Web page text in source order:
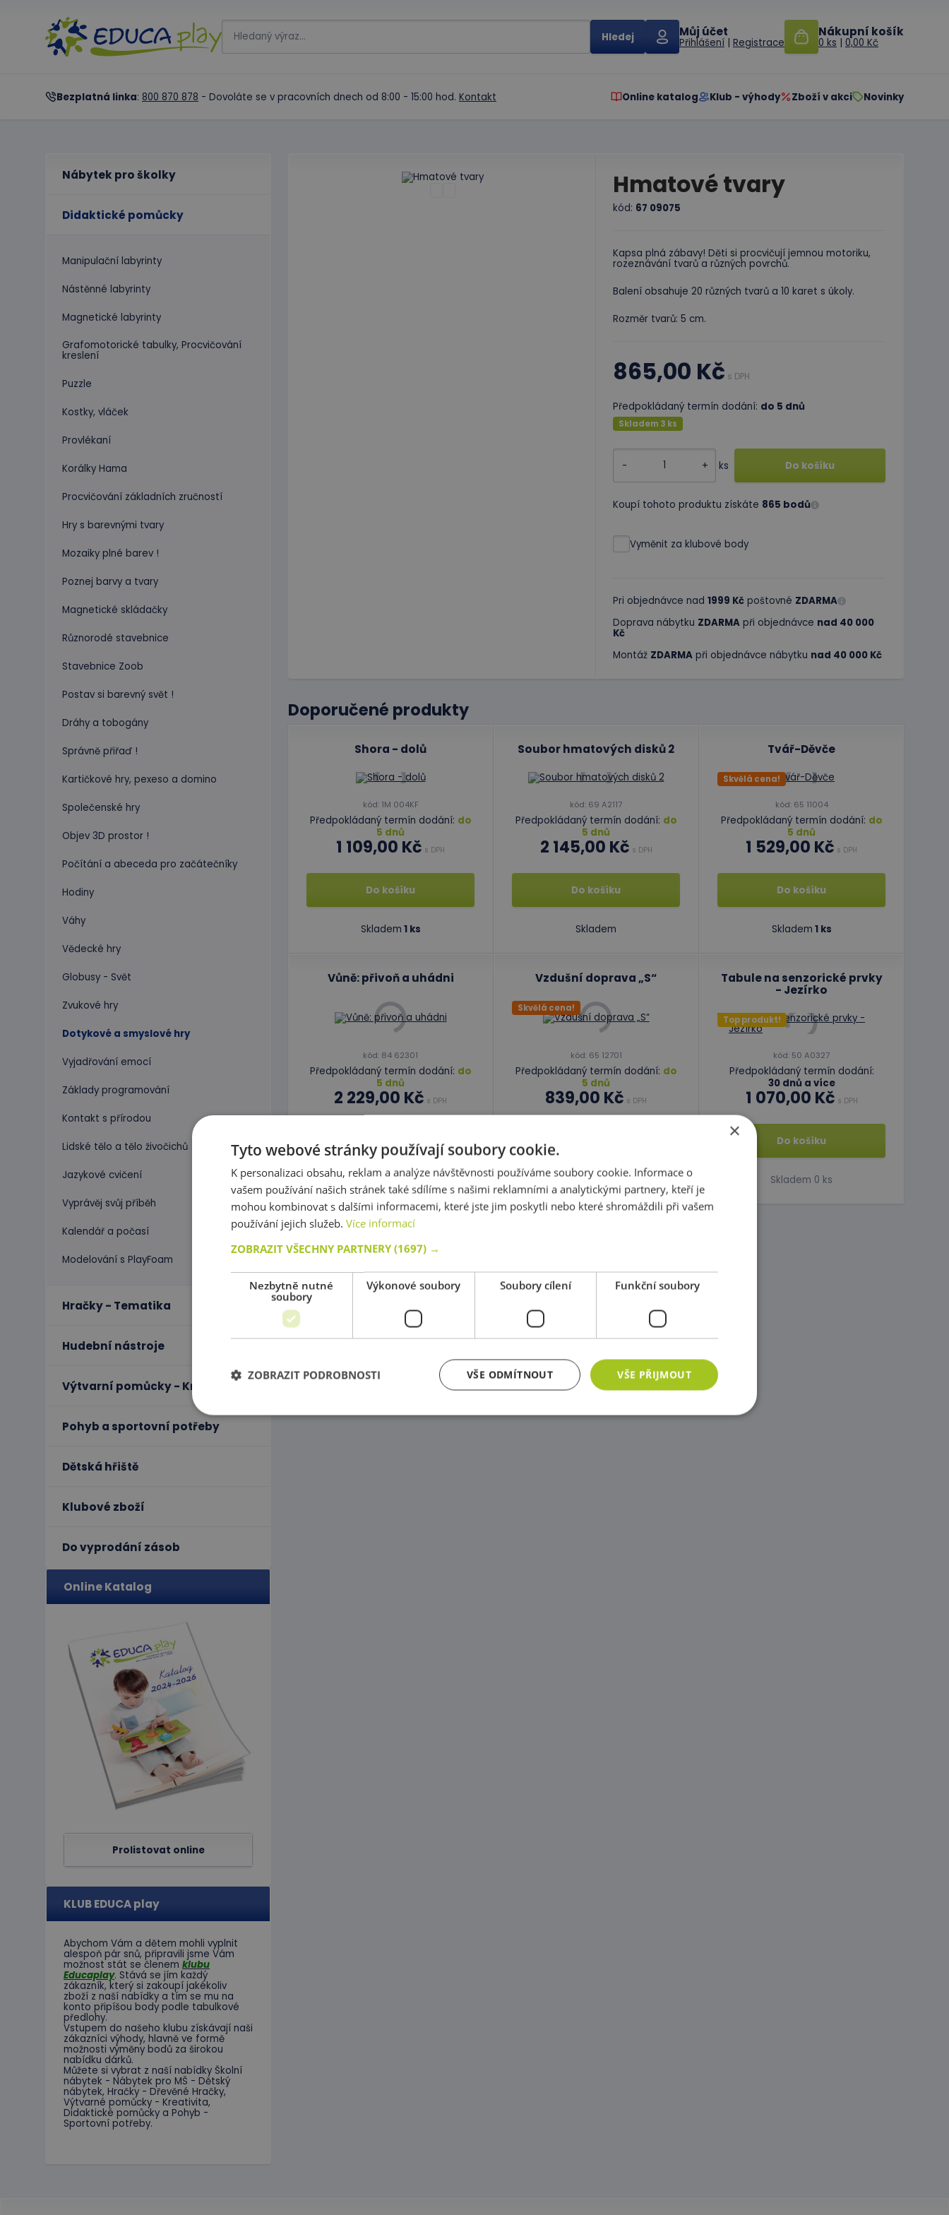
Můj účet
Přihlášení | Registrace
Nákupní košík
0 ks | 0,00 Kč
Bezplatná linka: 800 870 878 - Dovoláte se v pracovních dnech od 8:00 - 15:00 hod. Kontakt Online katalog Klub - výhody Zboží v akci Novinky
Nábytek pro školky
Didaktické pomůcky
Manipulační labyrinty
Nástěnné labyrinty
Magnetické labyrinty
Grafomotorické tabulky, Procvičování
kreslení
Puzzle
Kostky, vláček
Provlékaní
Korálky Hama
Procvičování základních zručností
Hry s barevnými tvary
Mozaiky plné barev !
Poznej barvy a tvary
Magnetické skládačky
Různorodé stavebnice
Stavebnice Zoob
Postav si barevný svět !
Dráhy a tobogány
Správně přiřaď !
Kartičkové hry, pexeso a domino
Společenské hry
Objev 3D prostor !
Počítání a abeceda pro začátečníky
Hodiny
Váhy
Vědecké hry
Globusy - Svět
Zvukové hry
Dotykové a smyslové hry
Vyjadřování emocí
Základy programování
Kontakt s přírodou
Lidské tělo a tělo živočichů
Jazykové cvičení
Vyprávěj svůj příběh
Kalendář a počasí
Modelování s PlayFoam
Hračky - Tematika
Hudební nástroje
Výtvarní pomůcky - Kreativita
Pohyb a sportovní potřeby
Dětská hřiště
Klubové zboží
Do vyprodání zásob
Online Katalog
Prolistovat online
KLUB EDUCA play
Abychom Vám a dětem mohli vyplnit
alespoň pár snů, připravili jsme Vám
možnost stát se členem klubu
Educaplay. Stává se jím každý
zákazník, který si zakoupí jakékoliv
zboží z naší nabídky a tím se mu na
konto připíšou body podle tabulkové
předlohy.
Vstupem do našeho klubu získávají naši
zákazníci výhody, hlavně ve formě
možnosti výměny bodů za širokou
nabídku dárků.
Můžete si vybrat z naší nabídky Školní
nábytek - Nábytek pro MŠ - Dětský
nábytek, Hračky - Dřevěné Hračky,
Výtvarné pomůcky - Kreativita,
Didaktické pomůcky a Pohyb -
Sportovní potřeby.
Hmatové tvary
kód: 67 09075
Kapsa plná zábavy! Děti si procvičují jemnou motoriku,
rozeznávání tvarů a různých povrchů.
Balení obsahuje 20 různých tvarů a 10 karet s úkoly.
Rozměr tvarů: 5 cm.
865,00 Kč s DPH
Předpokládaný termín dodání: do 5 dnů
Skladem 3 ks
- + ks Do košíku
Koupí tohoto produktu získáte 865 bodů
Vyměnit za klubové body
Pri objednávce nad 1999 Kč poštovné ZDARMA
Doprava nábytku ZDARMA při objednávce nad 40 000
Kč
Montáž ZDARMA při objednávce nábytku nad 40 000 Kč
Doporučené produkty
Shora - dolů
kód: 1M 004KF
Předpokládaný termín dodání: do
5 dnů
1 109,00 Kč s DPH
Do košíku
Skladem 1 ks
Soubor hmatových disků 2
kód: 69 A2117
Předpokládaný termín dodání: do
5 dnů
2 145,00 Kč s DPH
Do košíku
Skladem
Tvář-Děvče
Skvělá cena!
kód: 65 11004
Předpokládaný termín dodání: do
5 dnů
1 529,00 Kč s DPH
Do košíku
Skladem 1 ks
Vůně: přivoň a uhádni
kód: 84 62301
Předpokládaný termín dodání: do
5 dnů
2 229,00 Kč s DPH
Do košíku
Skladem
Vzdušní doprava „S“
Skvělá cena!
kód: 65 12701
Předpokládaný termín dodání: do
5 dnů
839,00 Kč s DPH
Skladem3 ks
Tabule na senzorické prvky
- Jezírko
Top produkt!
kód: 50 A0327
Předpokládaný termín dodání:
30 dnů a více
1 070,00 Kč s DPH
Do košíku
Skladem 0 ks
×
Tyto webové stránky používají soubory cookie.
K personalizaci obsahu, reklam a analýze návštěvnosti používáme soubory cookie. Informace o
vašem používání našich stránek také sdílíme s našimi reklamními a analytickými partnery, kteří je
mohou kombinovat s dalšími informacemi, které jste jim poskytli nebo které shromáždili při vašem
používání jejich služeb. Více informací
ZOBRAZIT VŠECHNY PARTNERY (1697) →
Nezbytně nutné
soubory
Výkonové soubory Soubory cílení Funkční soubory
VŠE PŘIJMOUT
VŠE ODMÍTNOUT
ZOBRAZIT PODROBNOSTI
limit
_ga